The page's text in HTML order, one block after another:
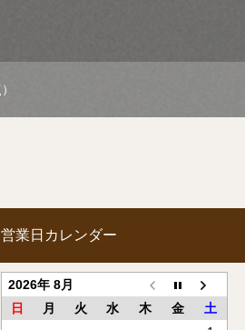
営業日カレンダー
2026年 8月
日
月 火 水 木 金
土